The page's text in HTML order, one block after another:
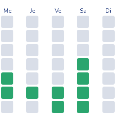
Me Je Ve Sa
Di